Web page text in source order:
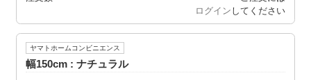
ログイン してください
ヤマトホームコンビニエンス
幅150cm : ナチュラル